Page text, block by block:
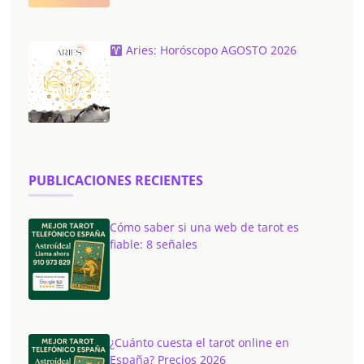
Aries: Horóscopo AGOSTO 2026
PUBLICACIONES RECIENTES
Cómo saber si una web de tarot es
fiable: 8 señales
¿Cuánto cuesta el tarot online en
España? Precios 2026